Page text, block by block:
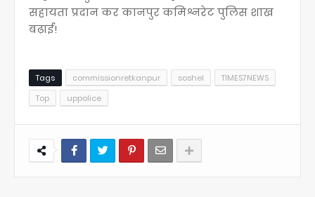
सहायता प्रदान कर कानपुर कमिश्नरेट पुलिस शाख
बढ़ाई!
Tags commissionretkanpur soshel
TIMES7NEWS
Top
uppolice